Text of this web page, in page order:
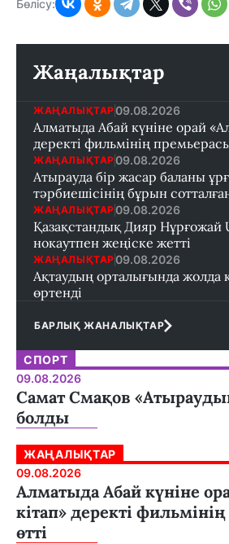
Бөлісу:
Жаңалықтар
ЖАҢАЛЫҚТАР 09.08.2026
Алматыда Абай күніне орай
деректі фильмінің
ЖАҢАЛЫҚТАР 09.08.2026
Атырауда бір жасар баланы
тәрбиешісінің бұрын
ЖАҢАЛЫҚТАР 09.08.2026
Қазақстандық Дияр Нұрғожай
нокаутпен жеңіске жетті
ЖАҢАЛЫҚТАР 09.08.2026
Ақтаудың орталығында жолда
өртенді
БАРЛЫҚ ЖАНАЛЫҚТАР
СПОРТ
09.08.2026
Самат Смақов
болды
ЖАҢАЛЫҚТАР
09.08.2026
Алматыда Абай күніне
кітап» деректі
өтті